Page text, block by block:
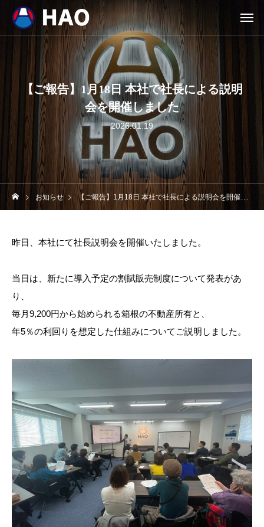
【ご報告】1月18日 本社で社長による説明
会を開催しました
2026.01.19
お知らせ 【ご報告】1月18日 本社で社長による説明会を開催しました
昨日、本社にて社長説明会を開催いたしました。
当日は、新たに導入予定の割賦販売制度について発表があ
り、
毎月9,200円から始められる箱根の不動産所有と、
年5％の利回りを想定した仕組みについてご説明しました。